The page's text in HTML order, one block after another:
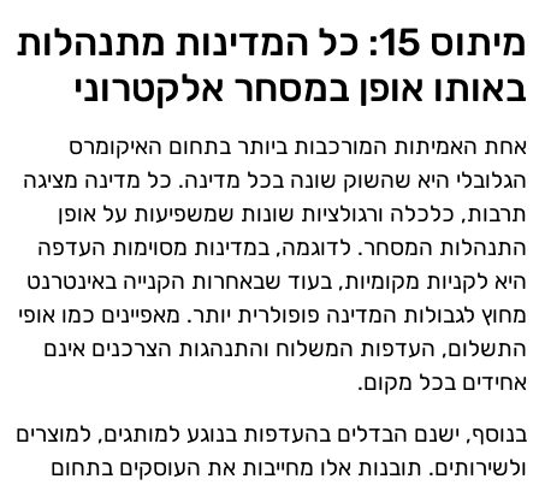
מיתוס 15: כל המדינות מתנהלות
באותו אופן במסחר אלקטרוני
אחת האמיתות המורכבות ביותר בתחום האיקומרס
הגלובלי היא שהשוק שונה בכל מדינה. כל מדינה מציגה
תרבות, כלכלה ורגולציות שונות שמשפיעות על אופן
התנהלות המסחר. לדוגמה, במדינות מסוימות העדפה
היא לקניות מקומיות, בעוד שבאחרות הקנייה באינטרנט
מחוץ לגבולות המדינה פופולרית יותר. מאפיינים כמו אופי
התשלום, העדפות המשלוח והתנהגות הצרכנים אינם
אחידים בכל מקום.
בנוסף, ישנם הבדלים בהעדפות בנוגע למותגים, למוצרים
ולשירותים. תובנות אלו מחייבות את העוסקים בתחום